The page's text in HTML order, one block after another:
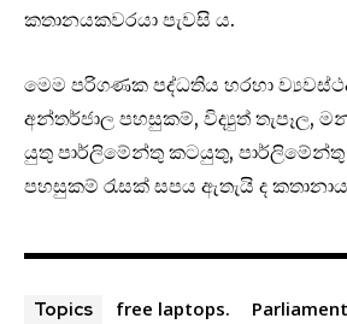
කතානයකවරයා පැවසි ය.
මෙම පරිගණක පද්ධතිය හරහා
අන්තර්ජාල පහසුකම්, විද්‍යුත් තැපෑල,
යුතු පාර්ලිමේන්තු කටයුතු, පාර්ලිමේන්තු
පහසුකම් රැසක් සපය ඇතැයි ද
Topics free laptops. Parliament